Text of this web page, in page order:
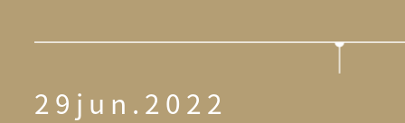
29jun.2022